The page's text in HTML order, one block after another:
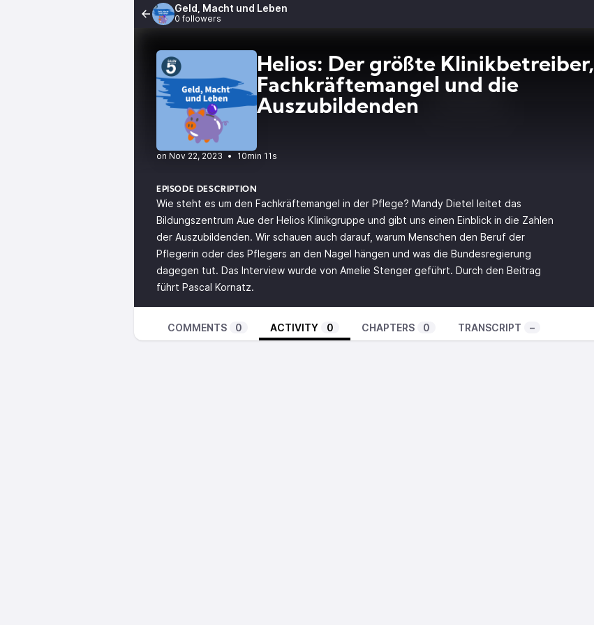
Geld, Macht und Leben
0 followers
Helios: Der größte Klinikbetreiber,
Fachkräftemangel und die
Auszubildenden
• 10min 11s
EPISODE DESCRIPTION
Wie steht es um den Fachkräftemangel in der Pflege? Mandy Dietel leitet das
Bildungszentrum Aue der Helios Klinikgruppe und gibt uns einen Einblick in die Zahlen
der Auszubildenden. Wir schauen auch darauf, warum Menschen den Beruf der
Pflegerin oder des Pflegers an den Nagel hängen und was die Bundesregierung
dagegen tut. Das Interview wurde von Amelie Stenger geführt. Durch den Beitrag
führt Pascal Kornatz.
COMMENTS 0 ACTIVITY 0 CHAPTERS 0 TRANSCRIPT –